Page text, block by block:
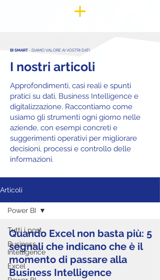
BI SMART - DIAMO VALORE AI VOSTRI DATI
I nostri articoli
Approfondimenti, casi reali e spunti
pratici su dati, Business Intelligence e
digitalizzazione. Raccontiamo come
usiamo gli strumenti ogni giorno nelle
aziende, con esempi concreti e
suggerimenti operativi per migliorare
decisioni, processi e controllo delle
informazioni.
Articoli
Tutti i post
Business
Intelligence
Excel
Power BI
Quando Excel non basta più: 5
segnali che indicano che è il
momento di passare alla
Business Intelligence